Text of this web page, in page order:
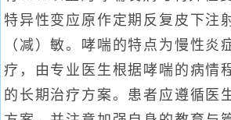
特异性变应原作定期反复皮下注
（减）敏。哮喘的特点为慢性炎
疗，由专业医生根据哮喘的病情
的长期治疗方案。患者应遵循医